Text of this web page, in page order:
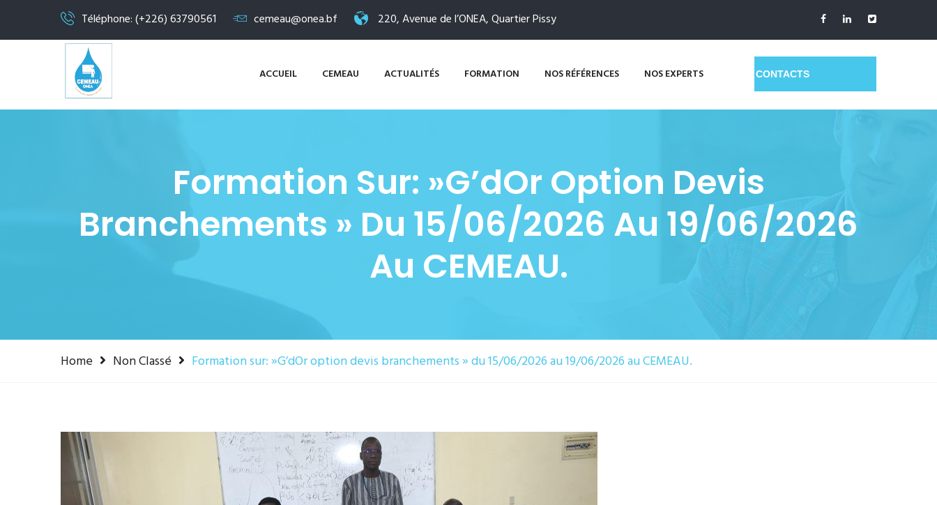
Téléphone: (+226) 63790561 cemeau@onea.bf 220, Avenue de l’ONEA, Quartier Pissy
ACCUEIL CEMEAU ACTUALITÉS FORMATION NOS RÉFÉRENCES NOS EXPERTS GET A QUOTE
Formation Sur: »G’dOr Option Devis
Branchements » Du 15/06/2026 Au 19/06/2026
Au CEMEAU.
Home Non Classé Formation sur: »G’dOr option devis branchements » du 15/06/2026 au 19/06/2026 au CEMEAU.